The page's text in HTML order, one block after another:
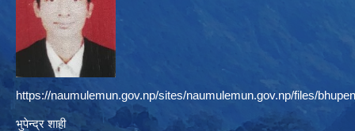
https://naumulemun.gov.np/sites/naumulemun.gov.np/files/
भुपेन्द्र शाही